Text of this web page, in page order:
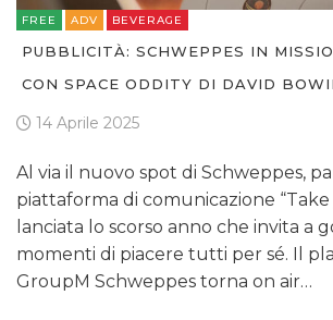
FREE ADV BEVERAGE
PUBBLICITÀ: SCHWEPPES IN
CON SPACE ODDITY DI DAVID
14 Aprile 2025
Al via il nuovo spot di Schweppes,
piattaforma di comunicazione
lanciata lo scorso anno che invita a
momenti di piacere tutti per sé. Il
GroupM Schweppes torna on air…